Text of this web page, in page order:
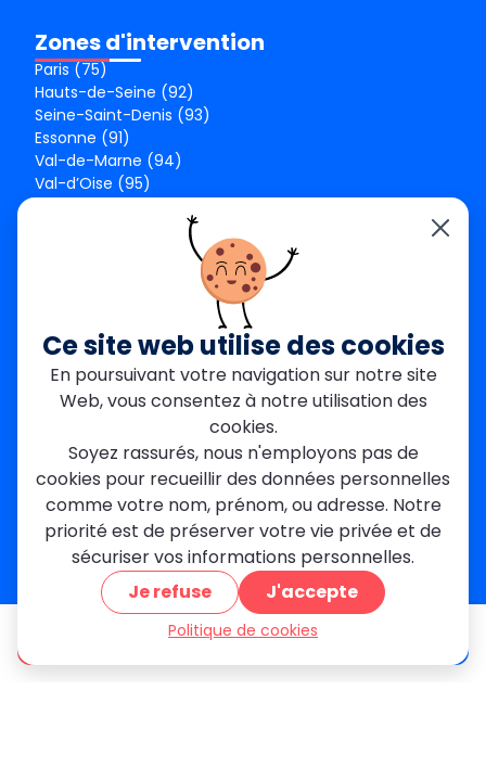
Zones d'intervention
Paris (75)
Hauts-de-Seine (92)
Seine-Saint-Denis (93)
Essonne (91)
Val-de-Marne (94)
Val-d’Oise (95)
Seine-Saint-Denis
Garges-lès-Gonesse
Val-de-Marne
Dourdan
Mantes-la-Jolie
Créteil
Seine-et-Marne
Contact
01 84 24 42 80
contact@metallerie-grand-paris.com
46 bis Av. du Maine, 75015 Paris
Devis gratuit
Ce site web utilise des cookies
En poursuivant votre navigation sur notre site
Web, vous consentez à notre utilisation des
cookies.
Soyez rassurés, nous n'employons pas de
cookies pour recueillir des données personnelles
comme votre nom, prénom, ou adresse. Notre
priorité est de préserver votre vie privée et de
sécuriser vos informations personnelles.
Je refuse
J'accepte
Politique de cookies